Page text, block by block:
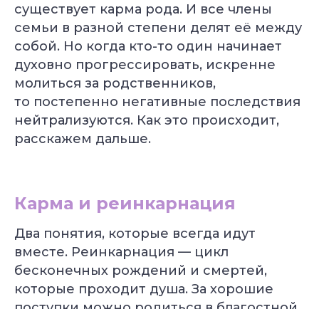
существует карма рода. И все члены
семьи в разной степени делят её между
собой. Но когда кто-то один начинает
духовно прогрессировать, искренне
молиться за родственников,
то постепенно негативные последствия
нейтрализуются. Как это происходит,
расскажем дальше.
Карма и реинкарнация
Два понятия, которые всегда идут
вместе. Реинкарнация — цикл
бесконечных рождений и смертей,
которые проходит душа. За хорошие